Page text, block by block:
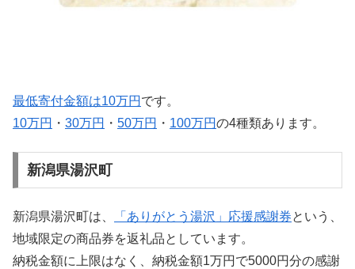
最低寄付金額は10万円 です。
10万円 ・ 30万円 ・ 50万円 ・ 100万円の4種類あります。
新潟県湯沢町
新潟県湯沢町は、 「ありがとう湯沢」応援感謝券という、
地域限定の商品券を返礼品としています。
納税金額に上限はなく、納税金額1万円で5000円分の感謝